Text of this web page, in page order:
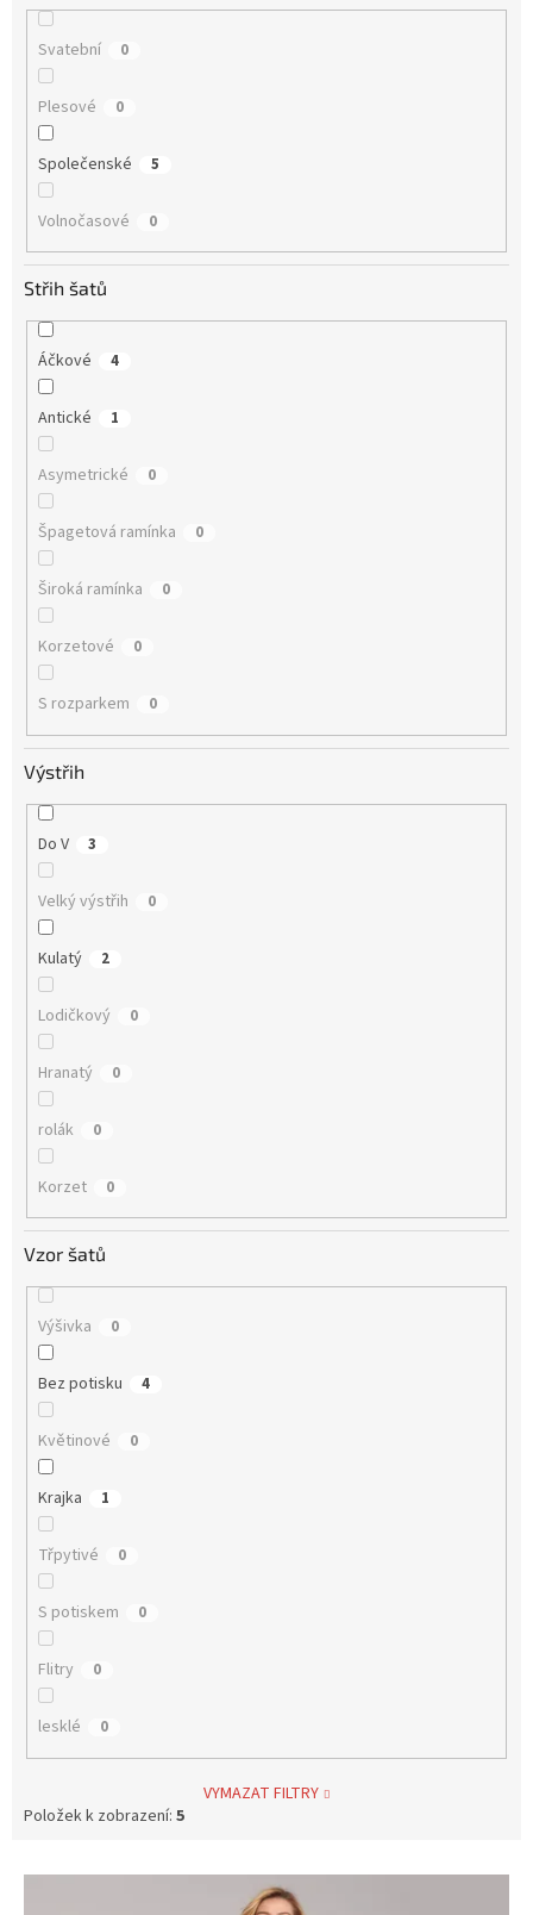
Svatební 0
Plesové 0
Společenské 5
Volnočasové 0
Střih šatů
Áčkové 4
Antické 1
Asymetrické 0
Špagetová ramínka 0
Široká ramínka 0
Korzetové 0
S rozparkem 0
Výstřih
Do V 3
Velký výstřih 0
Kulatý 2
Lodičkový 0
Hranatý 0
rolák 0
Korzet 0
Vzor šatů
Výšivka 0
Bez potisku 4
Květinové 0
Krajka 1
Třpytivé 0
S potiskem 0
Flitry 0
lesklé 0
VYMAZAT FILTRY
Položek k zobrazení: 5
V